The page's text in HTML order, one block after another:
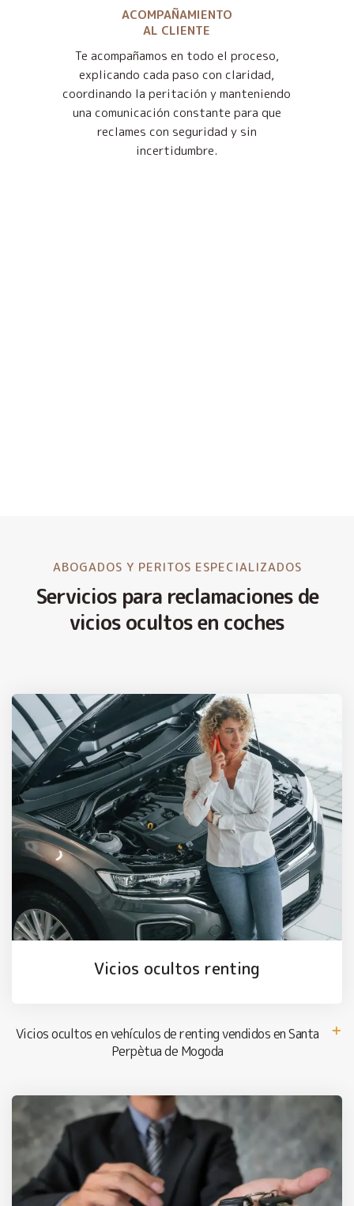
ACOMPAÑAMIENTO
AL CLIENTE
Te acompañamos en todo el proceso,
explicando cada paso con claridad,
coordinando la peritación y manteniendo
una comunicación constante para que
reclames con seguridad y sin
incertidumbre.
ABOGADOS Y PERITOS ESPECIALIZADOS
Servicios para reclamaciones de
vicios ocultos en coches
Vicios ocultos renting
Vicios ocultos en vehículos de renting vendidos en Santa
Perpètua de Mogoda